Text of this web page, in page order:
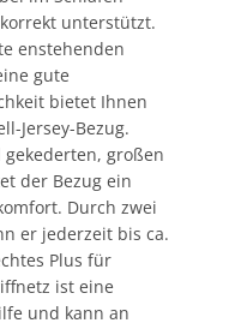
unterstützt.
enstehenden
gute
bietet Ihnen
Jersey-Bezug.
großen
der Bezug ein
Durch zwei
er jederzeit bis ca.
Plus für
ist eine
und kann an